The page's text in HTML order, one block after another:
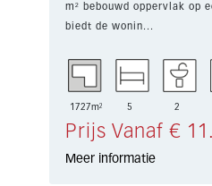
m² bebouwd oppervlak op
biedt de wonin...
1727m² 5 2
Prijs Vanaf €
Meer informatie